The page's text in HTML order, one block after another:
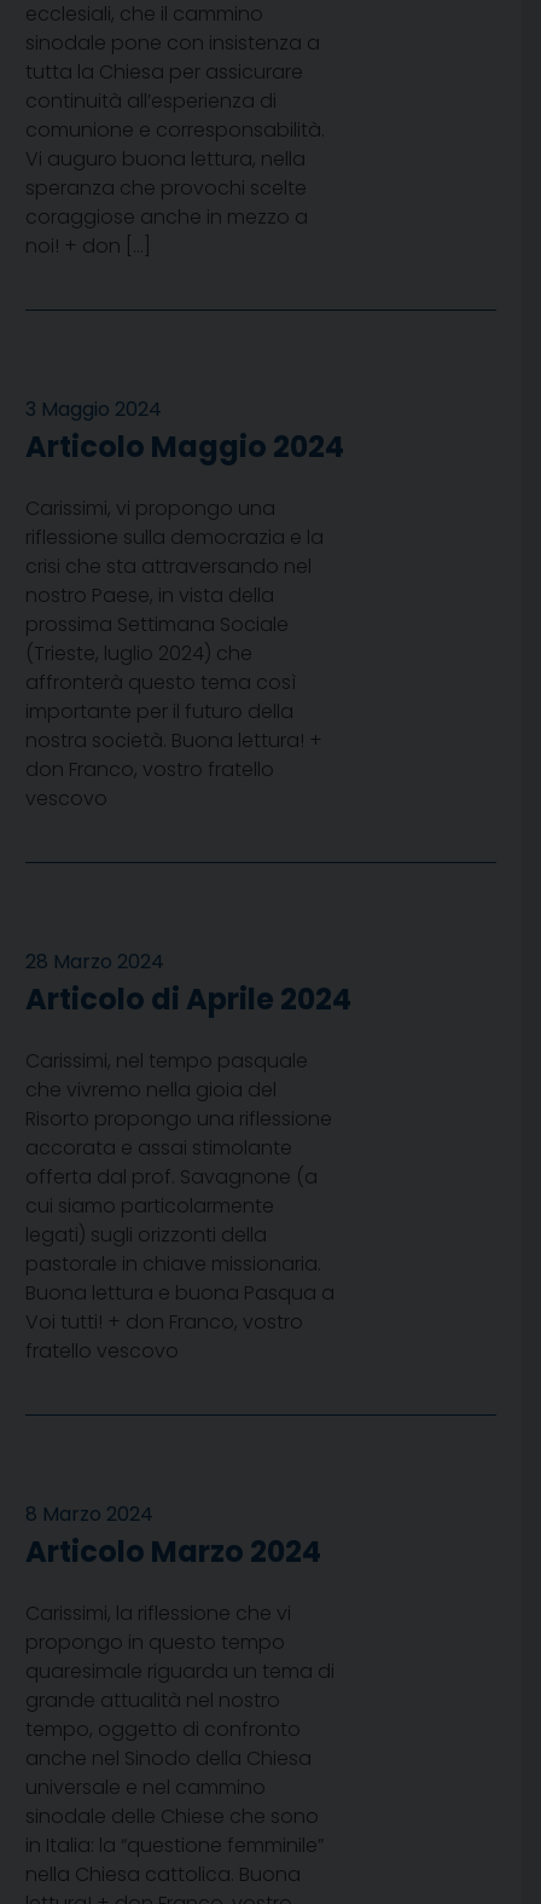
ecclesiali, che il cammino
sinodale pone con insistenza a
tutta la Chiesa per assicurare
continuità all’esperienza di
comunione e corresponsabilità.
Vi auguro buona lettura, nella
speranza che provochi scelte
coraggiose anche in mezzo a
noi! + don […]
3 Maggio 2024
Articolo Maggio 2024
Carissimi, vi propongo una
riflessione sulla democrazia e la
crisi che sta attraversando nel
nostro Paese, in vista della
prossima Settimana Sociale
(Trieste, luglio 2024) che
affronterà questo tema così
importante per il futuro della
nostra società. Buona lettura! +
don Franco, vostro fratello
vescovo
28 Marzo 2024
Articolo di Aprile 2024
Carissimi, nel tempo pasquale
che vivremo nella gioia del
Risorto propongo una riflessione
accorata e assai stimolante
offerta dal prof. Savagnone (a
cui siamo particolarmente
legati) sugli orizzonti della
pastorale in chiave missionaria.
Buona lettura e buona Pasqua a
Voi tutti! + don Franco, vostro
fratello vescovo
8 Marzo 2024
Articolo Marzo 2024
Carissimi, la riflessione che vi
propongo in questo tempo
quaresimale riguarda un tema di
grande attualità nel nostro
tempo, oggetto di confronto
anche nel Sinodo della Chiesa
universale e nel cammino
sinodale delle Chiese che sono
in Italia: la “questione femminile”
nella Chiesa cattolica. Buona